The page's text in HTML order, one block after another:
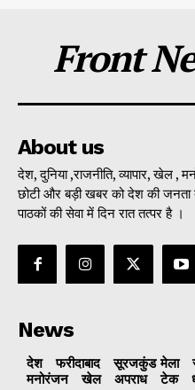
Front
About us
देश, दुनिया ,राजनीति, व्यापार, खेल ,
छोटी और बड़ी खबर को देश की
पाठकों की सेवा में दिन रात तत्पर है ।
News
देश फरीदाबाद सूरजकुंड मेला
मनोरंजन
खेल अपराध टेक